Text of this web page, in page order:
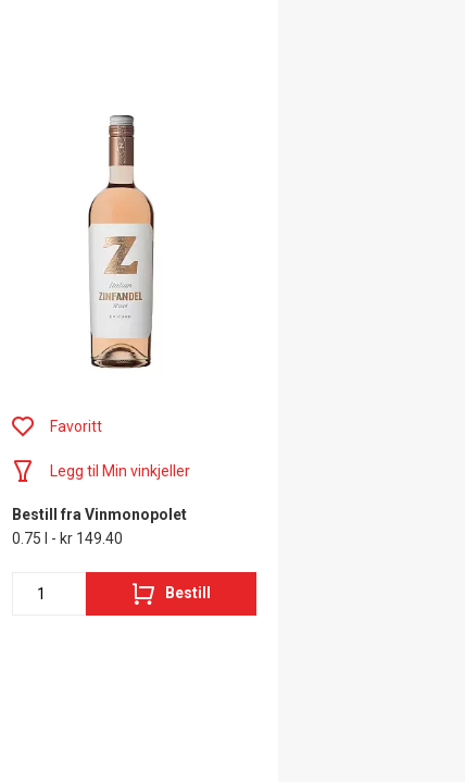
Favoritt
Legg til Min vinkjeller
Bestill fra Vinmonopolet
0.75 l - kr 149.40
Bestill